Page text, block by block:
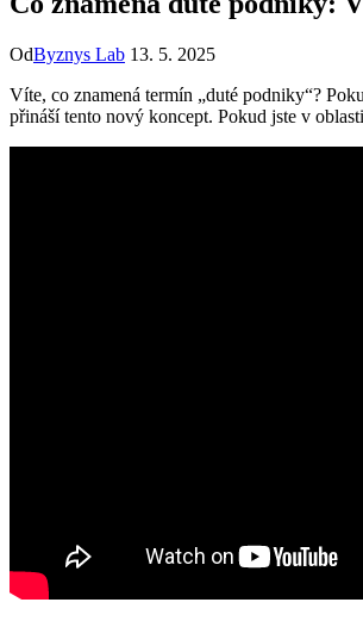
OdByznys Lab 13. 5. 2025
Víte, co znamená termín „duté podniky“?
přináší tento nový koncept. Pokud jste v